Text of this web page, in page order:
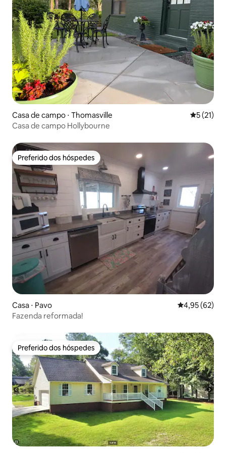
Casa de campo ⋅ Thomasville 5 de uma
5 (21)
Casa de campo Hollybourne
Preferido dos hóspedes
Preferido dos hóspedes
Casa ⋅ Pavo 4,95 de uma
4,95 (62)
Fazenda reformada!
Preferido dos hóspedes
Preferido dos hóspedes